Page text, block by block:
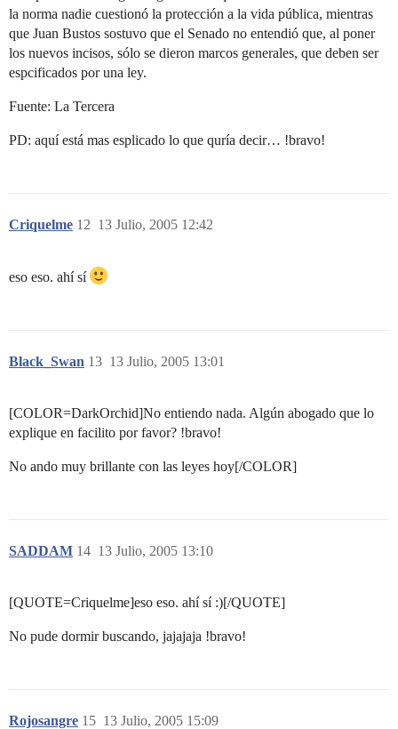
la norma nadie cuestionó la protección a la vida pública, mientras
que Juan Bustos sostuvo que el Senado no entendió que, al poner
los nuevos incisos, sólo se dieron marcos generales, que deben ser
espcificados por una ley.
Fuente: La Tercera
PD: aquí está mas esplicado lo que quría decir… !bravo!
Criquelme 13 Julio, 2005 12:42
12
eso eso. ahí sí
Black_Swan 13 Julio, 2005 13:01
13
[COLOR=DarkOrchid]No entiendo nada. Algún abogado que lo
explique en facilito por favor? !bravo!
No ando muy brillante con las leyes hoy[/COLOR]
SADDAM 13 Julio, 2005 13:10
14
[QUOTE=Criquelme]eso eso. ahí sí :)[/QUOTE]
No pude dormir buscando, jajajaja !bravo!
Rojosangre 13 Julio, 2005 15:09
15